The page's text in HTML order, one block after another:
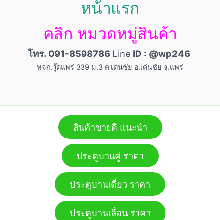
หน้าแรก
คลิก หมวดหมู่สินค้า
โทร. 091-8598786 Line ID : @wp246
หจก.วู๊ดแพร่ 339 ม.3 ต.เด่นชัย อ.เด่นชัย จ.แพร่
สินค้าขายดี แนะนำ
ประตูบานคู่ ราคา
ประตูบานเดี่ยว ราคา
ประตูบานเลื่อน ราคา